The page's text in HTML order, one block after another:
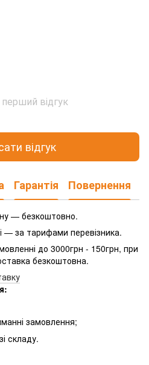
відгук
відгук
Гарантія Повернення
— безкоштовно.
— за тарифами перевізника.
до 3000грн - 150грн, при
безкоштовна.
замовлення;
складу.